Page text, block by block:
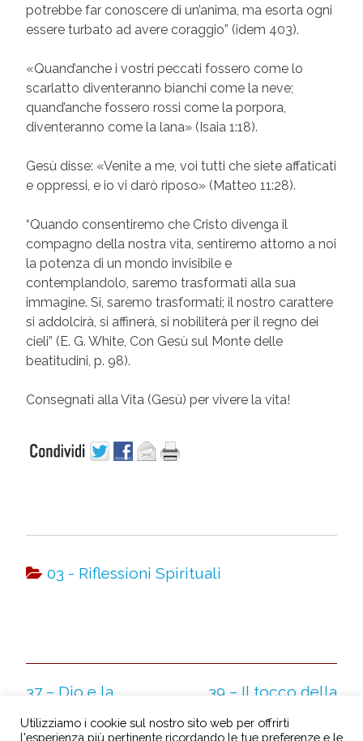
potrebbe far conoscere di un’anima, ma esorta ogni
essere turbato ad avere coraggio” (idem 403).
«Quand’anche i vostri peccati fossero come lo
scarlatto diventeranno bianchi come la neve;
quand’anche fossero rossi come la porpora,
diventeranno come la lana» (Isaia 1:18).
Gesù disse: «Venite a me, voi tutti che siete affaticati
e oppressi, e io vi darò riposo» (Matteo 11:28).
“Quando consentiremo che Cristo divenga il
compagno della nostra vita, sentiremo attorno a noi
la potenza di un mondo invisibile e
contemplandolo, saremo trasformati alla sua
immagine. Si, saremo trasformati; il nostro carattere
si addolcirà, si affinerà, si nobiliterà per il regno dei
cieli” (E. G. White, Con Gesù sul Monte delle
beatitudini, p. 98).
Consegnati alla Vita (Gesù) per vivere la vita!
03 - Riflessioni Spirituali
37 – Dio e la
salute
39 – Il tocco della
Utilizziamo i cookie sul nostro sito web per offrirti
l'esperienza più pertinente ricordando le tue preferenze e le